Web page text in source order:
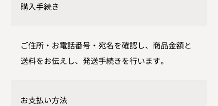
購入手続き
ご住所・お電話番号・宛名を確認し、商品金額と
送料をお伝えし、発送手続きを行います。
お支払い方法